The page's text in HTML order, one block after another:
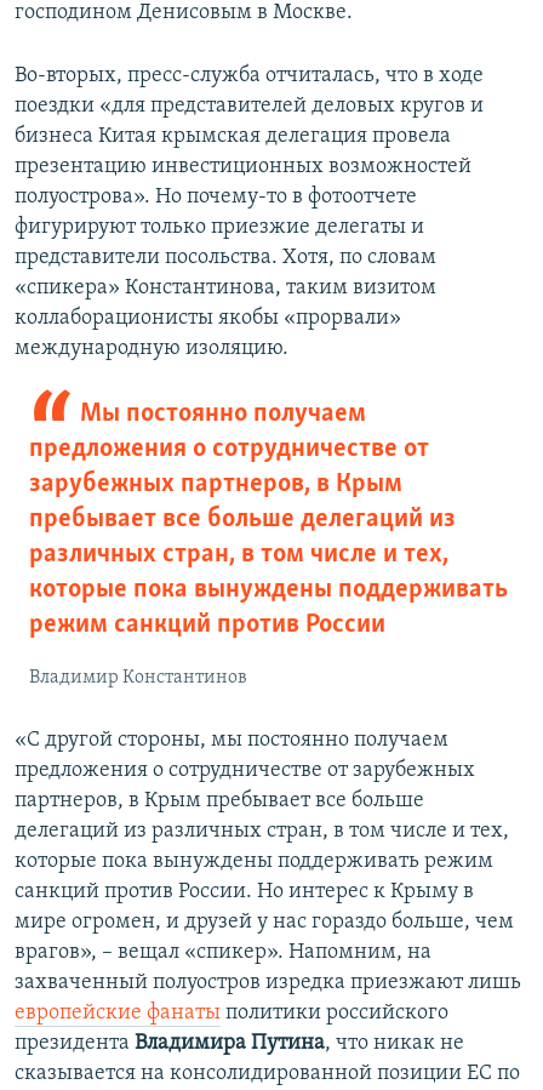
господином Денисовым в Москве.
Во-вторых, пресс-служба отчиталась, что в ходе
поездки «для представителей деловых кругов и
бизнеса Китая крымская делегация провела
презентацию инвестиционных возможностей
полуострова». Но почему-то в фотоотчете
фигурируют только приезжие делегаты и
представители посольства. Хотя, по словам
«спикера» Константинова, таким визитом
коллаборационисты якобы «прорвали»
международную изоляцию.
Мы постоянно получаем
предложения о сотрудничестве от
зарубежных партнеров, в Крым
пребывает все больше делегаций из
различных стран, в том числе и тех,
которые пока вынуждены поддерживать
режим санкций против России
Владимир Константинов
«С другой стороны, мы постоянно получаем
предложения о сотрудничестве от зарубежных
партнеров, в Крым пребывает все больше
делегаций из различных стран, в том числе и тех,
которые пока вынуждены поддерживать режим
санкций против России. Но интерес к Крыму в
мире огромен, и друзей у нас гораздо больше, чем
врагов», – вещал «спикер». Напомним, на
захваченный полуостров изредка приезжают лишь
европейские фанаты политики российского
президента Владимира Путина, что никак не
сказывается на консолидированной позиции ЕС по